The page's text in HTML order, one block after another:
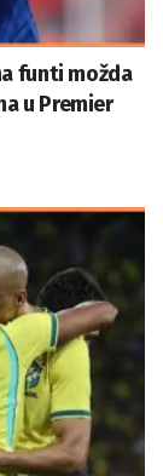
funti možda
u Premier